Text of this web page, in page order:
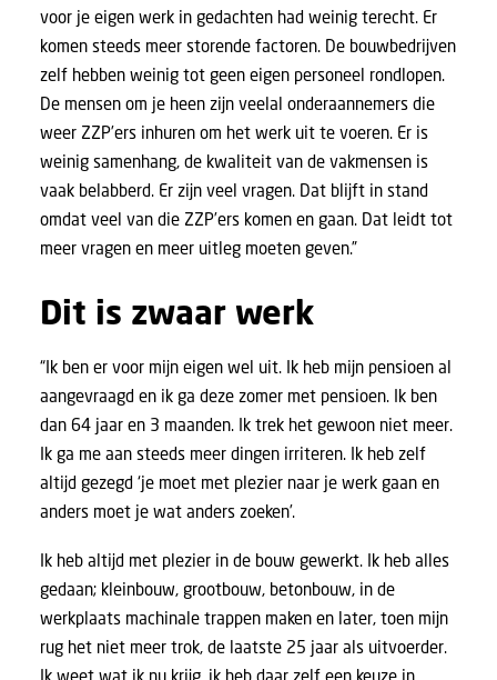
voor je eigen werk in gedachten had weinig terecht. Er
komen steeds meer storende factoren. De bouwbedrijven
zelf hebben weinig tot geen eigen personeel rondlopen.
De mensen om je heen zijn veelal onderaannemers die
weer ZZP’ers inhuren om het werk uit te voeren. Er is
weinig samenhang, de kwaliteit van de vakmensen is
vaak belabberd. Er zijn veel vragen. Dat blijft in stand
omdat veel van die ZZP’ers komen en gaan. Dat leidt tot
meer vragen en meer uitleg moeten geven.”
Dit is zwaar werk
“Ik ben er voor mijn eigen wel uit. Ik heb mijn pensioen al
aangevraagd en ik ga deze zomer met pensioen. Ik ben
dan 64 jaar en 3 maanden. Ik trek het gewoon niet meer.
Ik ga me aan steeds meer dingen irriteren. Ik heb zelf
altijd gezegd ‘je moet met plezier naar je werk gaan en
anders moet je wat anders zoeken’.
Ik heb altijd met plezier in de bouw gewerkt. Ik heb alles
gedaan; kleinbouw, grootbouw, betonbouw, in de
werkplaats machinale trappen maken en later, toen mijn
rug het niet meer trok, de laatste 25 jaar als uitvoerder.
Ik weet wat ik nu krijg, ik heb daar zelf een keuze in